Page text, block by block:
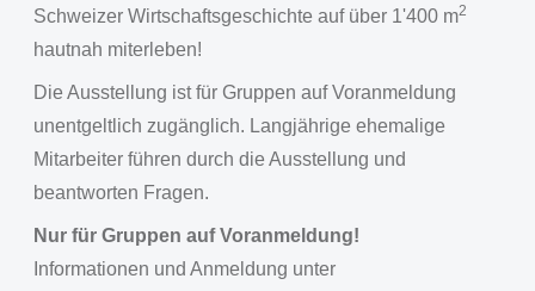
Schweizer Wirtschaftsgeschichte auf über 1'400 m2
hautnah miterleben!
Die Ausstellung ist für Gruppen auf Voranmeldung
unentgeltlich zugänglich. Langjährige ehemalige
Mitarbeiter führen durch die Ausstellung und
beantworten Fragen.
Nur für Gruppen auf Voranmeldung!
Informationen und Anmeldung unter